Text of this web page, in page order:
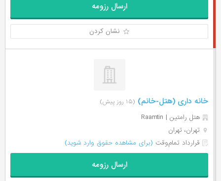
ارسال رزومه
نشان کردن
خانه داری (هتل-خانم) (۱۵ روز پیش)
هتل رامتین | Raamtin
تهران، تهران
قرارداد تمام‌وقت (برای مشاهده حقوق وارد شوید)
ارسال رزومه